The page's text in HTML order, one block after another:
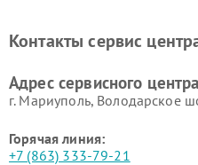
Hurakan
Контакты сервис
Адрес сервисного
г. Мариуполь, Володарское
Горячая линия:
+7 (863) 333-79-21